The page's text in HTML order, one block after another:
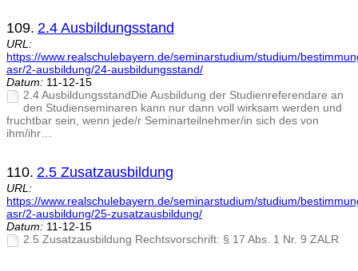
109. 2.4 Ausbildungsstand
URL:
https://www.realschulebayern.de/seminarstudium/studium/
asr/2-ausbildung/24-ausbildungsstand/
Datum: 11-12-15
2.4 AusbildungsstandDie Ausbildung der Studienreferendare an
den Studienseminaren kann nur dann voll wirksam werden und
fruchtbar sein, wenn jede/r Seminarteilnehmer/in sich des von
ihm/ihr…
110. 2.5 Zusatzausbildung
URL:
https://www.realschulebayern.de/seminarstudium/studium/
asr/2-ausbildung/25-zusatzausbildung/
Datum: 11-12-15
2.5 Zusatzausbildung Rechtsvorschrift: § 17 Abs. 1 Nr. 9 ZALR